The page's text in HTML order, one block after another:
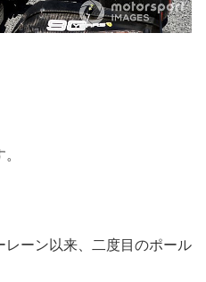
レーン以来、二度目のポール